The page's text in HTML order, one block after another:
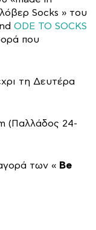
Socks » του
ODE TO SOCKS
που
τη Δευτέρα
(Παλλάδος 24-
των « Be